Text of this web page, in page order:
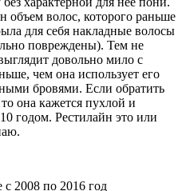
объем волос, которого раньше
для себя накладные волосы
повреждены). Тем не
довольно мило с
чем она использует его
бровями. Если обратить
она кажется пухлой и
годом. Рестилайн это или